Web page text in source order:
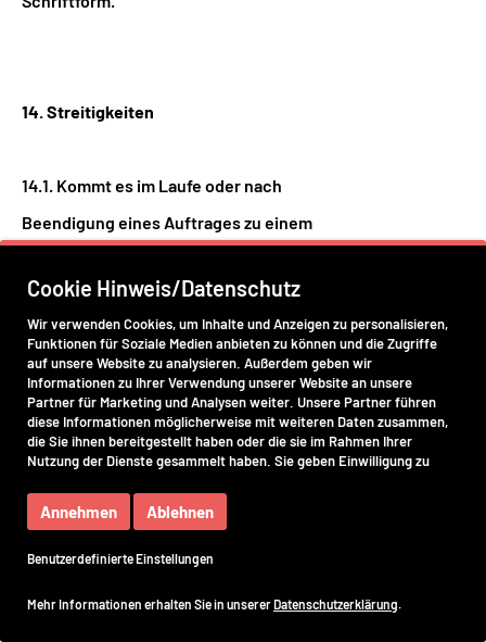
14. Streitigkeiten
14.1. Kommt es im Laufe oder nach
Beendigung eines Auftrages zu einem
Projektes, so ist vor der Einleitung eines
gerichtlichen Verfahrens ein
außergerichtliches Mediationsverfahren zu
durchlaufen. Bei Streitigkeiten in Fragen der
Qualitätsbeurteilung oder bei der Höhe der
erstellt um möglichst eine außergerichtliche
Einigung zu erzielen. Die Kosten hierfür
Cookie Hinweis/Datenschutz
Wir verwenden Cookies, um Inhalte und Anzeigen zu personalisieren,
Funktionen für Soziale Medien anbieten zu können und die Zugriffe
auf unsere Website zu analysieren. Außerdem geben wir
Informationen zu Ihrer Verwendung unserer Website an unsere
Partner für Marketing und Analysen weiter. Unsere Partner führen
diese Informationen möglicherweise mit weiteren Daten zusammen,
die Sie ihnen bereitgestellt haben oder die sie im Rahmen Ihrer
Nutzung der Dienste gesammelt haben. Sie geben Einwilligung zu
Annehmen Ablehnen
Benutzerdefinierte Einstellungen
Mehr Informationen erhalten Sie in unsererDatenschutzerklärung.